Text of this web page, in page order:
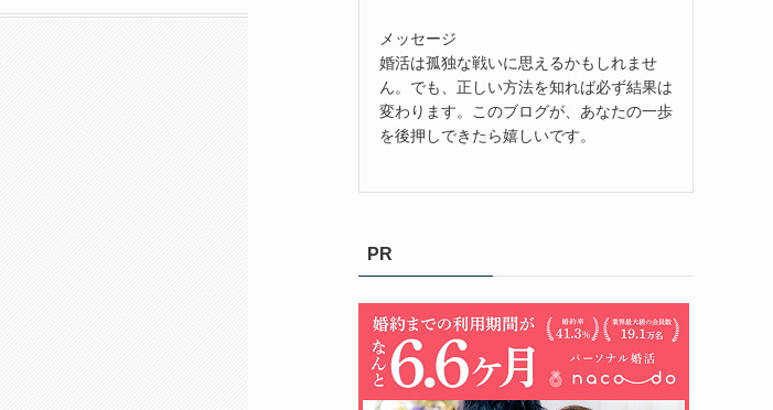
メッセージ
婚活は孤独な戦いに思えるかもしれませ
ん。でも、正しい方法を知れば必ず結果は
変わります。このブログが、あなたの一歩
を後押しできたら嬉しいです。
PR